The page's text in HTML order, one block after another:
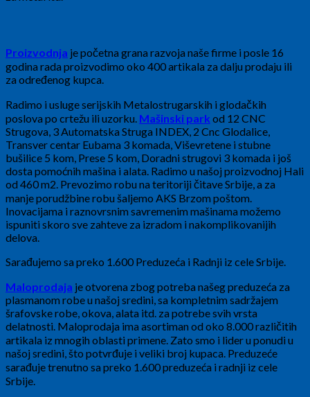
Proizvodnja je početna grana razvoja naše firme i posle 16
godina rada proizvodimo oko 400 artikala za dalju prodaju ili
za određenog kupca.
Radimo i usluge serijskih Metalostrugarskih i glodačkih
poslova po crtežu ili uzorku. Mašinski park od 12 CNC
Strugova, 3 Automatska Struga INDEX, 2 Cnc Glodalice,
Transver centar Eubama 3 komada, Viševretene i stubne
bušilice 5 kom, Prese 5 kom, Doradni strugovi 3 komada i još
dosta pomoćnih mašina i alata. Radimo u našoj proizvodnoj Hali
od 460 m2. Prevozimo robu na teritoriji čitave Srbije, a za
manje porudžbine robu šaljemo AKS Brzom poštom.
Inovacijama i raznovrsnim savremenim mašinama možemo
ispuniti skoro sve zahteve za izradom i nakomplikovanijih
delova.
Sarađujemo sa preko 1.600 Preduzeća i Radnji iz cele Srbije.
Maloprodaja je otvorena zbog potreba našeg preduzeća za
plasmanom robe u našoj sredini, sa kompletnim sadržajem
šrafovske robe, okova, alata itd. za potrebe svih vrsta
delatnosti. Maloprodaja ima asortiman od oko 8.000 različitih
artikala iz mnogih oblasti primene. Zato smo i lider u ponudi u
našoj sredini, što potvrđuje i veliki broj kupaca. Preduzeće
sarađuje trenutno sa preko 1.600 preduzeća i radnji iz cele
Srbije.